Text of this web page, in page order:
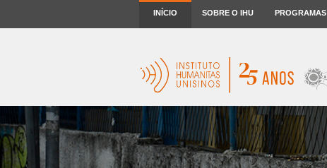
INÍCIO SOBRE O IHU PROGRAMAS